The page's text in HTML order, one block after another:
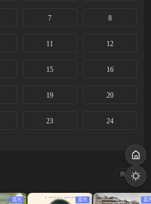
7 8
11 12
15 16
19 20
23 24
换一换
蓝光 蓝光 蓝